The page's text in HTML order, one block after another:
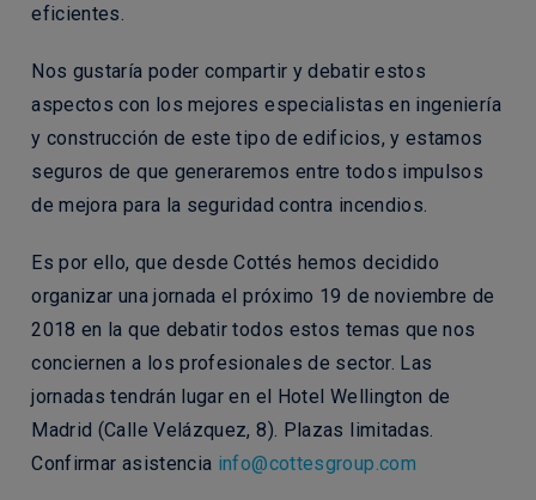
eficientes.
Nos gustaría poder compartir y debatir estos
aspectos con los mejores especialistas en ingeniería
y construcción de este tipo de edificios, y estamos
seguros de que generaremos entre todos impulsos
de mejora para la seguridad contra incendios.
Es por ello, que desde Cottés hemos decidido
organizar una jornada el próximo 19 de noviembre de
2018 en la que debatir todos estos temas que nos
conciernen a los profesionales de sector. Las
jornadas tendrán lugar en el Hotel Wellington de
Madrid (Calle Velázquez, 8). Plazas limitadas.
Confirmar asistencia info@cottesgroup.com